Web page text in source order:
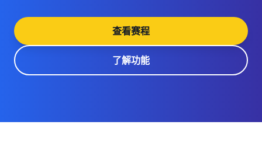
查看赛程
了解功能